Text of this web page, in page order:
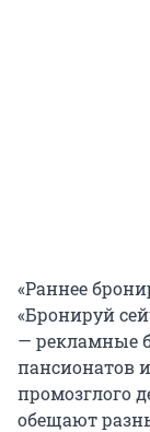
«Раннее
«Бронируй
— рекламные
пансионатов
промозглого
обещают